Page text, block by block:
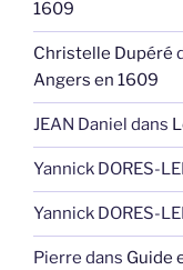
1609
Christelle Dupéré
Angers en 1609
JEAN Daniel dans
Yannick DORES-
Yannick DORES-
Pierre dans Guide